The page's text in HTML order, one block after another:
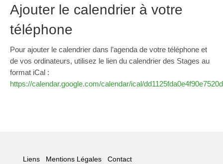
Ajouter le calendrier à votre
téléphone
Pour ajouter le calendrier dans l’agenda de votre téléphone et
de vos ordinateurs, utilisez le lien du calendrier des Stages au
format iCal :
https://calendar.google.com/calendar/ical/
Liens Mentions Légales
Contact